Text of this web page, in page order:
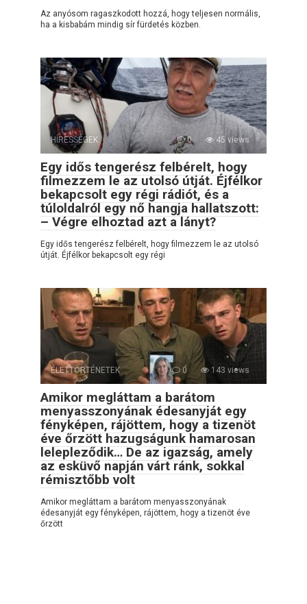
Az anyósom ragaszkodott hozzá, hogy teljesen normális,
ha a kisbabám mindig sír fürdetés közben.
HÍRESSÉGEK 0 45 views
Egy idős tengerész felbérelt, hogy
filmezzem le az utolsó útját. Éjfélkor
bekapcsolt egy régi rádiót, és a
túloldalról egy nő hangja hallatszott:
– Végre elhoztad azt a lányt?
Egy idős tengerész felbérelt, hogy filmezzem le az utolsó
útját. Éjfélkor bekapcsolt egy régi
ÉLETTÖRTÉNETEK 0 143 views
Amikor megláttam a barátom
menyasszonyának édesanyját egy
fényképen, rájöttem, hogy a tizenöt
éve őrzött hazugságunk hamarosan
lelepleződik… De az igazság, amely
az esküvő napján várt ránk, sokkal
rémisztőbb volt
Amikor megláttam a barátom menyasszonyának
édesanyját egy fényképen, rájöttem, hogy a tizenöt éve
őrzött